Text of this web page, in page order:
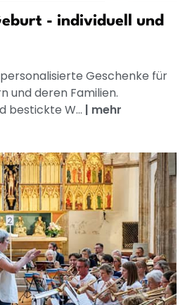
- individuell und
Geschenke für
und deren Familien.
bestickte W... | mehr